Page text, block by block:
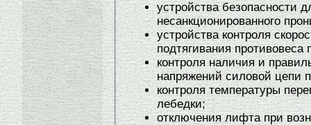
устройства безопасности
несанкционированного
устройства контроля
подтягивания
контроля наличия и
напряжений силовой цепи
контроля температуры
лебедки;
отключения лифта при